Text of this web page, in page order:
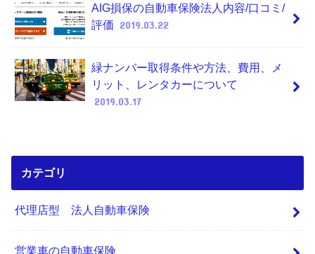
AIG損保の自動車保険法人内容/口コミ/
評価 2019.03.22
緑ナンバー取得条件や方法、費用、メ
リット、レンタカーについて
2019.03.17
カテゴリ
代理店型 法人自動車保険
営業車の自動車保険